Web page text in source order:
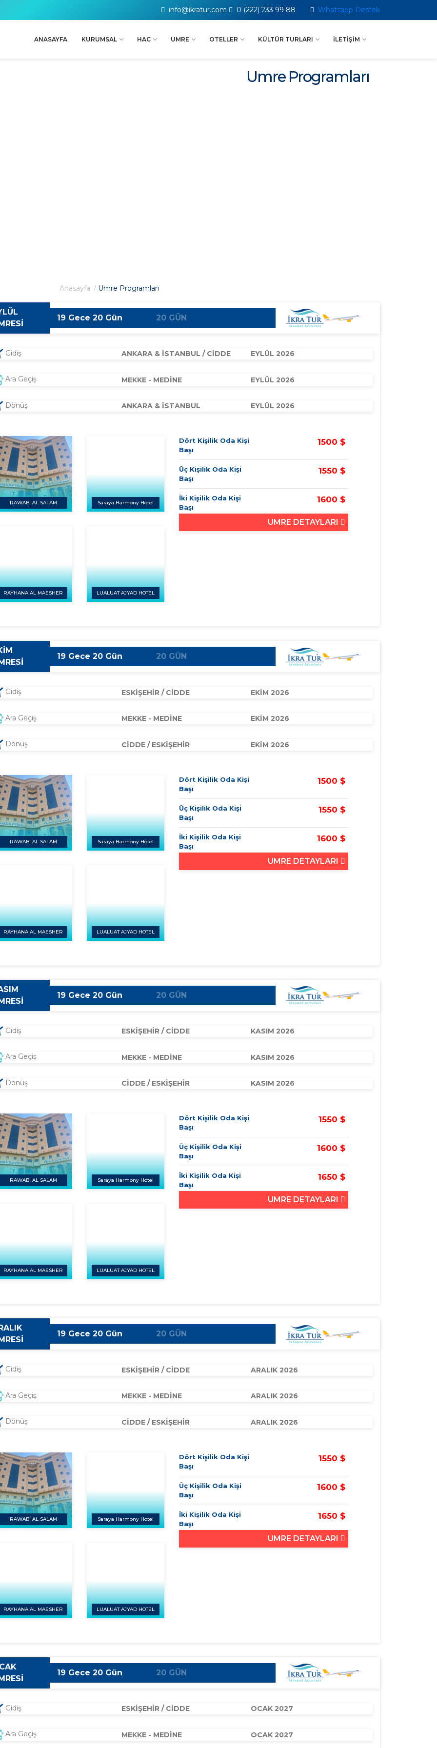
info@ikratur.com 0 (222) 233 99 88 Whatsapp Destek
ANASAYFA KURUMSAL HAC UMRE OTELLER KÜLTÜR TURLARI İLETIŞIM
Umre Programları
Anasayfa Umre Programları
19 Gece 20 Gün 20 GÜN
Gidiş ANKARA & İSTANBUL / CİDDE EYLÜL 2026
Ara Geçiş MEKKE - MEDİNE EYLÜL 2026
Dönüş ANKARA & İSTANBUL EYLÜL 2026
RAWABİ AL SALAM Saraya Harmony Hotel
RAYHANA AL MAESHER LUALUAT AJYAD HOTEL
Dört Kişilik Oda Kişi
Başı
1500 $
Üç Kişilik Oda Kişi
Başı
1550 $
İki Kişilik Oda Kişi
Başı
1600 $
UMRE DETAYLARI
19 Gece 20 Gün 20 GÜN
Gidiş ESKİŞEHİR / CİDDE EKİM 2026
Ara Geçiş MEKKE - MEDİNE EKİM 2026
Dönüş CİDDE / ESKİŞEHİR EKİM 2026
RAWABİ AL SALAM Saraya Harmony Hotel
RAYHANA AL MAESHER LUALUAT AJYAD HOTEL
Dört Kişilik Oda Kişi
Başı
1500 $
Üç Kişilik Oda Kişi
Başı
1550 $
İki Kişilik Oda Kişi
Başı
1600 $
UMRE DETAYLARI
19 Gece 20 Gün 20 GÜN
Gidiş ESKİŞEHİR / CİDDE KASIM 2026
Ara Geçiş MEKKE - MEDİNE KASIM 2026
Dönüş CİDDE / ESKİŞEHİR KASIM 2026
RAWABİ AL SALAM Saraya Harmony Hotel
RAYHANA AL MAESHER LUALUAT AJYAD HOTEL
Dört Kişilik Oda Kişi
Başı
1550 $
Üç Kişilik Oda Kişi
Başı
1600 $
İki Kişilik Oda Kişi
Başı
1650 $
UMRE DETAYLARI
19 Gece 20 Gün 20 GÜN
Gidiş ESKİŞEHİR / CİDDE ARALIK 2026
Ara Geçiş MEKKE - MEDİNE ARALIK 2026
Dönüş CİDDE / ESKİŞEHİR ARALIK 2026
RAWABİ AL SALAM Saraya Harmony Hotel
RAYHANA AL MAESHER LUALUAT AJYAD HOTEL
Dört Kişilik Oda Kişi
Başı
1550 $
Üç Kişilik Oda Kişi
Başı
1600 $
İki Kişilik Oda Kişi
Başı
1650 $
UMRE DETAYLARI
19 Gece 20 Gün 20 GÜN
Gidiş ESKİŞEHİR / CİDDE OCAK 2027
Ara Geçiş MEKKE - MEDİNE OCAK 2027